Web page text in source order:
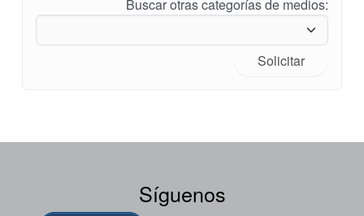
Portal-cliente
Localizaciones
Academia
Buscar otras categorías de medios:
Solicitar
Síguenos